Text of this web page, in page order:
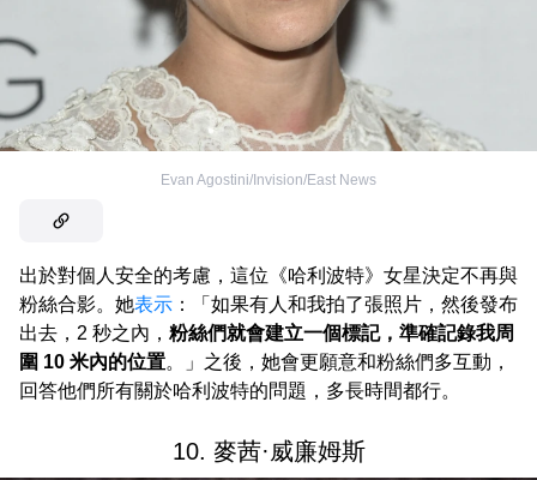
Evan Agostini/Invision/East News
出於對個人安全的考慮，這位《哈利波特》女星決定不再與
粉絲合影。她表示 ：「如果有人和我拍了張照片，然後發布
出去，2 秒之內， 粉絲們就會建立一個標記，準確記錄我周
圍 10 米內的位置。」之後，她會更願意和粉絲們多互動，
回答他們所有關於哈利波特的問題，多長時間都行。
10. 麥茜·威廉姆斯